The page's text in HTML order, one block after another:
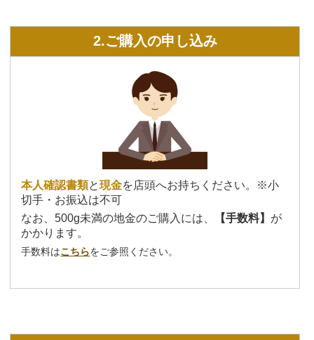
2.ご購入の申し込み
本人確認書類と現金を店頭へお持ちください。※小
切手・お振込は不可
なお、500g未満の地金のご購入には、
【手数料】 が
かかります。
手数料はこちらをご参照ください。